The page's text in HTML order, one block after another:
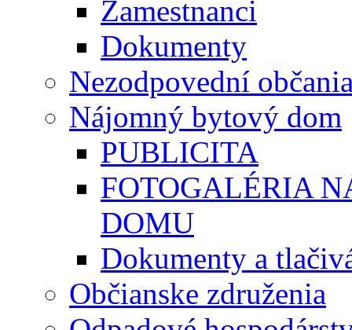
Zamestnanci
Dokumenty
Nezodpovední
Nájomný bytový dom
PUBLICITA
FOTOGALÉRIA
DOMU
Dokumenty a
Občianske združenia